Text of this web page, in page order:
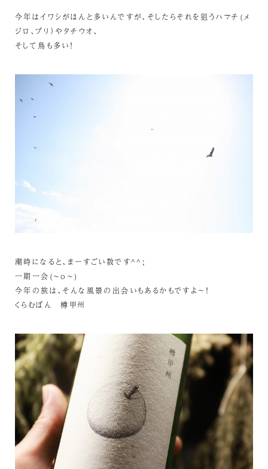
今年はイワシがほんと多いんですが、そしたらそれを狙うハマチ(メ
ジロ、ブリ）やタチウオ、
そして鳥も多い！
潮時になると、まーすごい数です^^;
一期一会(~o~)
今年の旅は、そんな風景の出会いもあるかもですよ～！
くらむぼん 樽甲州